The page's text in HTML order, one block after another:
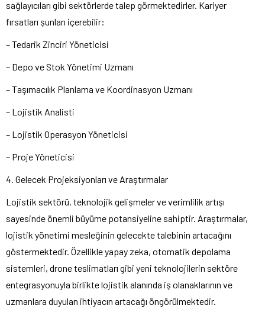
sağlayıcıları gibi sektörlerde talep görmektedirler. Kariyer
fırsatları şunları içerebilir:
– Tedarik Zinciri Yöneticisi
– Depo ve Stok Yönetimi Uzmanı
– Taşımacılık Planlama ve Koordinasyon Uzmanı
– Lojistik Analisti
– Lojistik Operasyon Yöneticisi
– Proje Yöneticisi
4. Gelecek Projeksiyonları ve Araştırmalar
Lojistik sektörü, teknolojik gelişmeler ve verimlilik artışı
sayesinde önemli büyüme potansiyeline sahiptir. Araştırmalar,
lojistik yönetimi mesleğinin gelecekte talebinin artacağını
göstermektedir. Özellikle yapay zeka, otomatik depolama
sistemleri, drone teslimatları gibi yeni teknolojilerin sektöre
entegrasyonuyla birlikte lojistik alanında iş olanaklarının ve
uzmanlara duyulan ihtiyacın artacağı öngörülmektedir.